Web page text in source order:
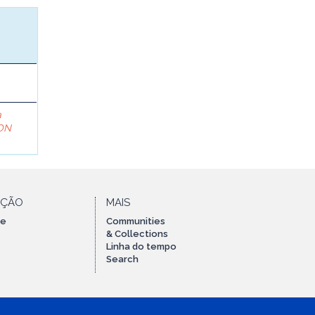
MAIS
Communities
& Collections
Linha do tempo
Search